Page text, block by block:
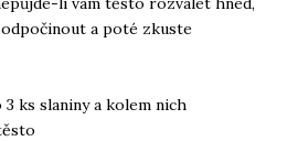
a poté zkuste
ks slaniny a kolem nich